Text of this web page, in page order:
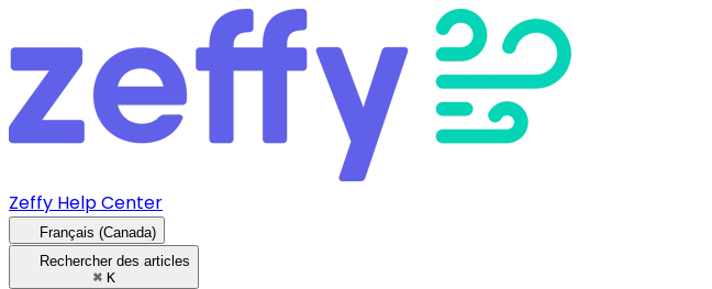
Zeffy Help Center
Français (Canada)
Rechercher des articles
⌘ K